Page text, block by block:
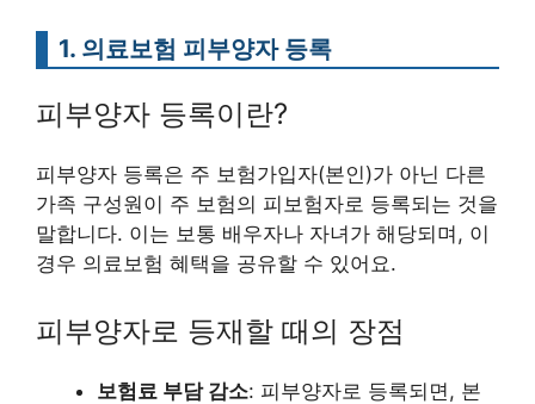
1. 의료보험 피부양자 등록
피부양자 등록이란?
피부양자 등록은 주 보험가입자(본인)가 아닌 다른
가족 구성원이 주 보험의 피보험자로 등록되는 것을
말합니다. 이는 보통 배우자나 자녀가 해당되며, 이
경우 의료보험 혜택을 공유할 수 있어요.
피부양자로 등재할 때의 장점
보험료 부담 감소: 피부양자로 등록되면, 본